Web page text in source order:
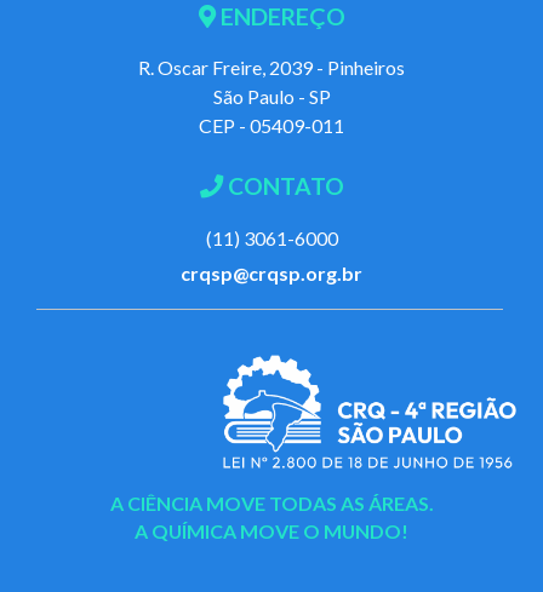
ENDEREÇO
R. Oscar Freire, 2039 - Pinheiros
São Paulo - SP
CEP - 05409-011
CONTATO
(11) 3061-6000
crqsp@crqsp.org.br
A CIÊNCIA MOVE TODAS AS ÁREAS.
A QUÍMICA MOVE O MUNDO!